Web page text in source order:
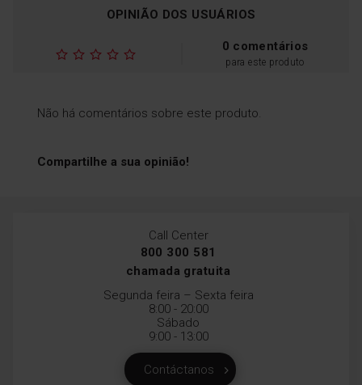
OPINIÃO DOS USUÁRIOS
0 comentários
para este produto
Não há comentários sobre este produto.
Compartilhe a sua opinião!
Call Center
800 300 581
chamada gratuita
Segunda feira – Sexta feira
8:00 - 20:00
Sábado
9:00 - 13:00
Contáctanos